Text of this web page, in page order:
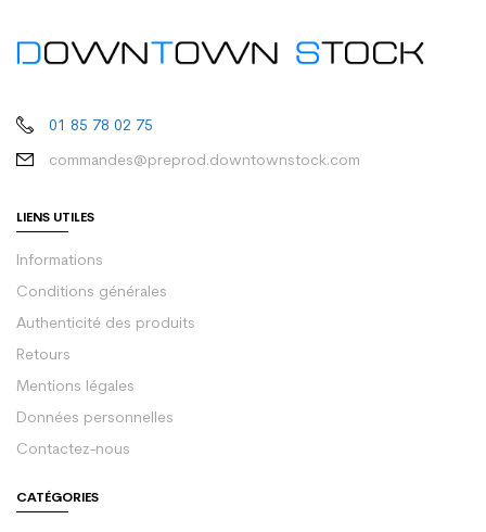
01 85 78 02 75
commandes@preprod.downtownstock.com
LIENS UTILES
Informations
Conditions générales
Authenticité des produits
Retours
Mentions légales
Données personnelles
Contactez-nous
CATÉGORIES